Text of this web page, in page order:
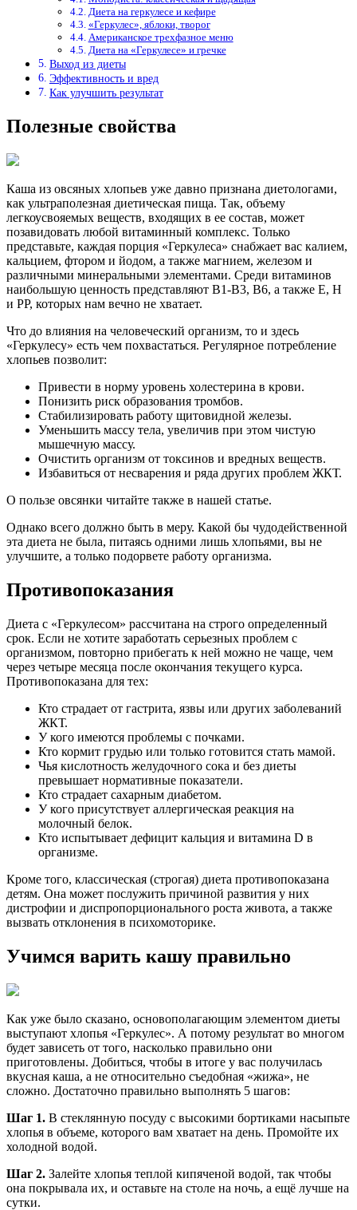
Диета на геркулесе и кефире
«Геркулес», яблоки, творог
Американское трехфазное меню
Диета на «Геркулесе» и гречке
Выход из диеты
Эффективность и вред
Как улучшить результат
Полезные свойства
Каша из овсяных хлопьев уже давно признана диетологами,
как ультраполезная диетическая пища. Так, объему
легкоусвояемых веществ, входящих в ее состав, может
позавидовать любой витаминный комплекс. Только
представьте, каждая порция «Геркулеса» снабжает вас калием,
кальцием, фтором и йодом, а также магнием, железом и
различными минеральными элементами. Среди витаминов
наибольшую ценность представляют В1-В3, В6, а также Е, Н
и РР, которых нам вечно не хватает.
Что до влияния на человеческий организм, то и здесь
«Геркулесу» есть чем похвастаться. Регулярное потребление
хлопьев позволит:
Привести в норму уровень холестерина в крови.
Понизить риск образования тромбов.
Стабилизировать работу щитовидной железы.
Уменьшить массу тела, увеличив при этом чистую
мышечную массу.
Очистить организм от токсинов и вредных веществ.
Избавиться от несварения и ряда других проблем ЖКТ.
О пользе овсянки читайте также в нашей статье.
Однако всего должно быть в меру. Какой бы чудодейственной
эта диета не была, питаясь одними лишь хлопьями, вы не
улучшите, а только подорвете работу организма.
Противопоказания
Диета с «Геркулесом» рассчитана на строго определенный
срок. Если не хотите заработать серьезных проблем с
организмом, повторно прибегать к ней можно не чаще, чем
через четыре месяца после окончания текущего курса.
Противопоказана для тех:
Кто страдает от гастрита, язвы или других заболеваний
ЖКТ.
У кого имеются проблемы с почками.
Кто кормит грудью или только готовится стать мамой.
Чья кислотность желудочного сока и без диеты
превышает нормативные показатели.
Кто страдает сахарным диабетом.
У кого присутствует аллергическая реакция на
молочный белок.
Кто испытывает дефицит кальция и витамина D в
организме.
Кроме того, классическая (строгая) диета противопоказана
детям. Она может послужить причиной развития у них
дистрофии и диспропорционального роста живота, а также
вызвать отклонения в психомоторике.
Учимся варить кашу правильно
Как уже было сказано, основополагающим элементом диеты
выступают хлопья «Геркулес». А потому результат во многом
будет зависеть от того, насколько правильно они
приготовлены. Добиться, чтобы в итоге у вас получилась
вкусная каша, а не относительно съедобная «жижа», не
сложно. Достаточно правильно выполнять 5 шагов:
Шаг 1. В стеклянную посуду с высокими бортиками насыпьте
хлопья в объеме, которого вам хватает на день. Промойте их
холодной водой.
Шаг 2. Залейте хлопья теплой кипяченой водой, так чтобы
она покрывала их, и оставьте на столе на ночь, а ещё лучше на
сутки.